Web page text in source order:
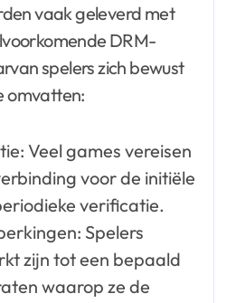
vaak geleverd met
DRM-
spelers zich bewust
omvatten:
Veel games vereisen
voor de initiële
verificatie.
Spelers
zijn tot een bepaald
waarop ze de